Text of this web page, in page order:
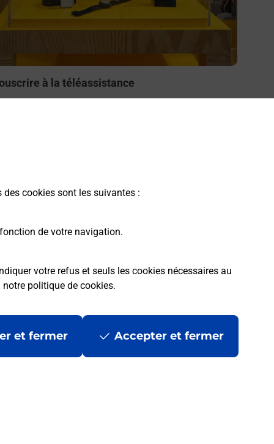
cookies sont les suivantes :
de votre navigation.
votre refus et seuls les cookies nécessaires au
notre politique de cookies.
et fermer Accepter et fermer
à la téléassistance
?